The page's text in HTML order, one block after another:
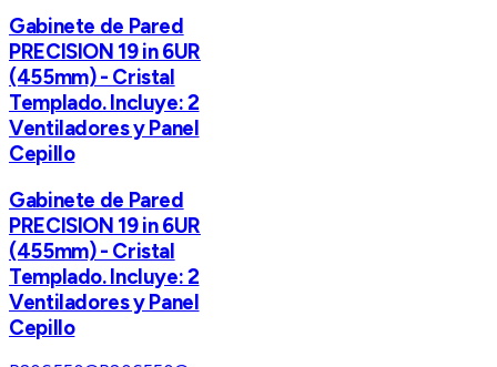
Gabinete de Pared
PRECISION 19 in 6UR
(455mm) - Cristal
Templado. Incluye: 2
Ventiladores y Panel
Cepillo
Gabinete de Pared
PRECISION 19 in 6UR
(455mm) - Cristal
Templado. Incluye: 2
Ventiladores y Panel
Cepillo